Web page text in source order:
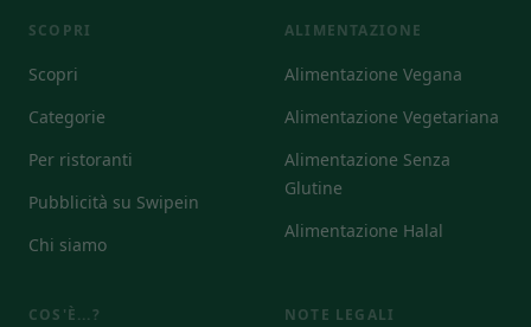
SCOPRI
Scopri
Categorie
Per ristoranti
Pubblicità su Swipein
Chi siamo
ALIMENTAZIONE
Alimentazione Vegana
Alimentazione Vegetariana
Alimentazione Senza
Glutine
Alimentazione Halal
COS'È...? NOTE LEGALI